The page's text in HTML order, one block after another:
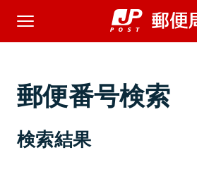
郵便番号検索
検索結果